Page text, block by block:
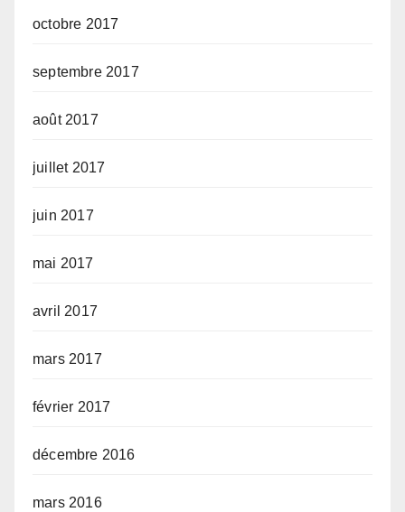
octobre 2017
septembre 2017
août 2017
juillet 2017
juin 2017
mai 2017
avril 2017
mars 2017
février 2017
décembre 2016
mars 2016